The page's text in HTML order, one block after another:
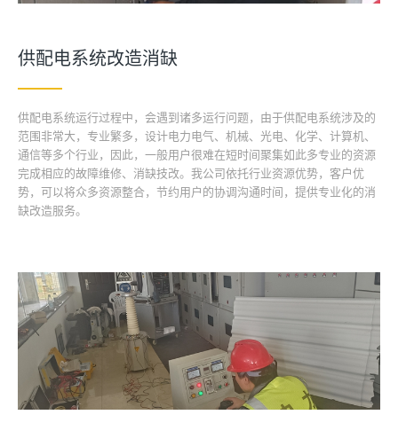
供配电系统改造消缺
供配电系统运行过程中，会遇到诸多运行问题，由于供配电系统涉及的
范围非常大，专业繁多，设计电力电气、机械、光电、化学、计算机、
通信等多个行业，因此，一般用户很难在短时间聚集如此多专业的资源
完成相应的故障维修、消缺技改。我公司依托行业资源优势，客户优
势，可以将众多资源整合，节约用户的协调沟通时间，提供专业化的消
缺改造服务。